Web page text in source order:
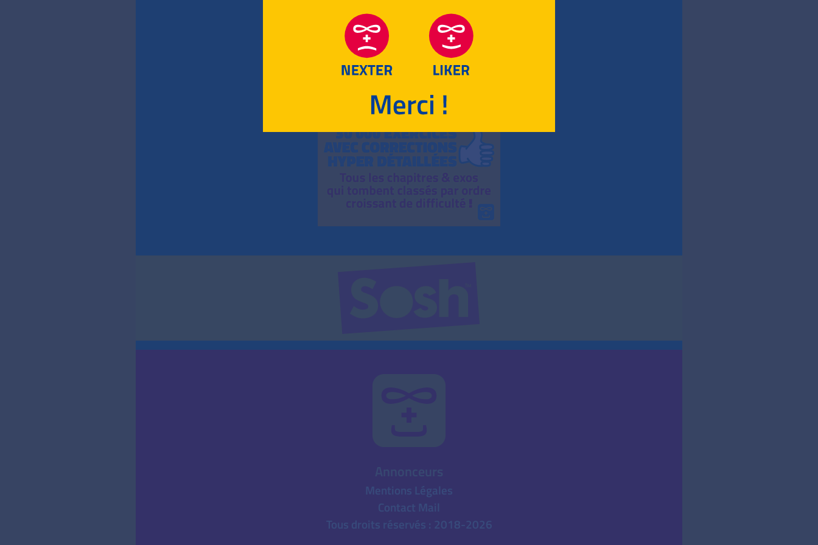
RETOUR
Mentions Légales
Contact Mail
Tous droits réservés : 2018-2026